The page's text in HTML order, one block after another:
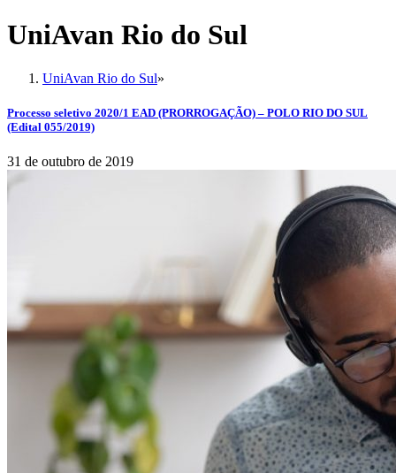
UniAvan Rio do Sul
UniAvan Rio do Sul»
Processo seletivo 2020/1 EAD (PRORROGAÇÃO) – POLO RIO DO SUL
(Edital 055/2019)
31 de outubro de 2019